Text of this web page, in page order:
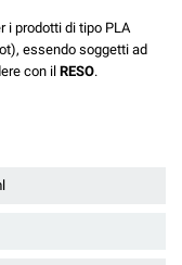
i prodotti di tipo PLA
essendo soggetti ad
con il RESO.